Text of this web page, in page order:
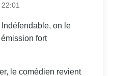
on le
émission fort
le comédien revient